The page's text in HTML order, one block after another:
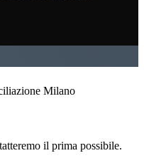
il prima possibile.